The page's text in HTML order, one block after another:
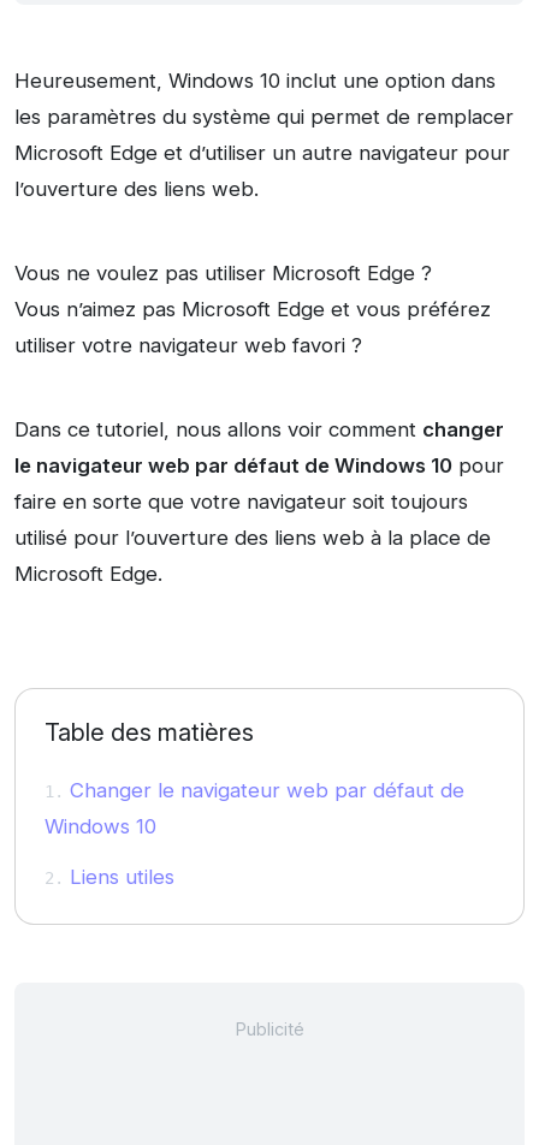
Heureusement, Windows 10 inclut une option dans
les paramètres du système qui permet de remplacer
Microsoft Edge et d’utiliser un autre navigateur pour
l’ouverture des liens web.
Vous ne voulez pas utiliser Microsoft Edge ?
Vous n’aimez pas Microsoft Edge et vous préférez
utiliser votre navigateur web favori ?
Dans ce tutoriel, nous allons voir comment changer
le navigateur web par défaut de Windows 10 pour
faire en sorte que votre navigateur soit toujours
utilisé pour l’ouverture des liens web à la place de
Microsoft Edge.
Table des matières
Changer le navigateur web par défaut de
Windows 10
Liens utiles